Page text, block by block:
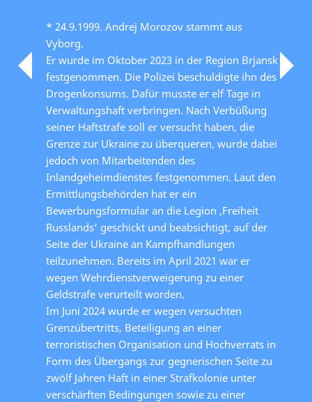
* 24.9.1999. Andrej Morozov stammt aus
Vyborg.
Er wurde im Oktober 2023 in der Region Brjansk
festgenommen. Die Polizei beschuldigte ihn des
Drogenkonsums. Dafür musste er elf Tage in
Verwaltungshaft verbringen. Nach Verbüßung
seiner Haftstrafe soll er versucht haben, die
Grenze zur Ukraine zu überqueren, wurde dabei
jedoch von Mitarbeitenden des
Inlandgeheimdienstes festgenommen. Laut den
Ermittlungsbehörden hat er ein
Bewerbungsformular an die Legion ‚Freiheit
Russlands‘ geschickt und beabsichtigt, auf der
Seite der Ukraine an Kampfhandlungen
teilzunehmen. Bereits im April 2021 war er
wegen Wehrdienstverweigerung zu einer
Geldstrafe verurteilt worden.
Im Juni 2024 wurde er wegen versuchten
Grenzübertritts, Beteiligung an einer
terroristischen Organisation und Hochverrats in
Form des Übergangs zur gegnerischen Seite zu
zwölf Jahren Haft in einer Strafkolonie unter
verschärften Bedingungen sowie zu einer